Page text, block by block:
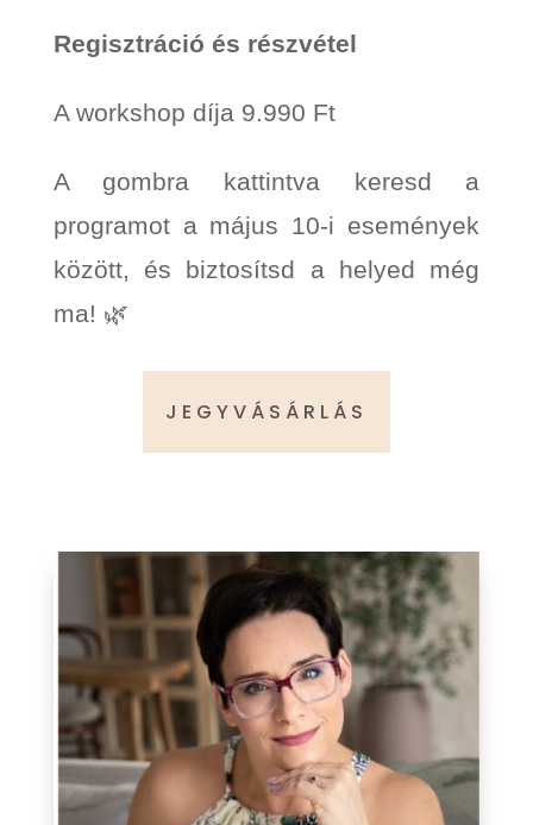
Regisztráció és részvétel
A workshop díja 9.990 Ft
A gombra kattintva keresd a
programot a május 10-i események
között, és biztosítsd a helyed még
ma! 🌿
JEGYVÁSÁRLÁS